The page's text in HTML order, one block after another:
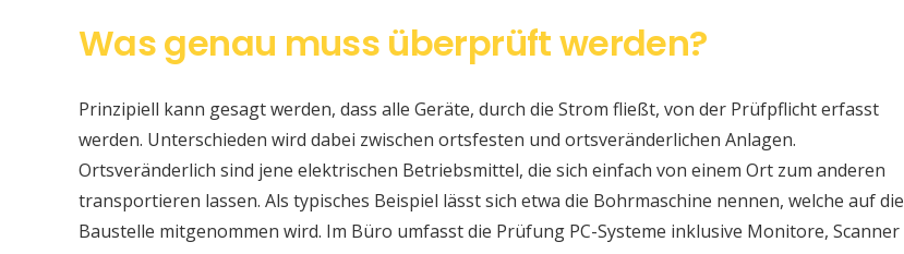
Was genau muss überprüft werden?
Prinzipiell kann gesagt werden, dass alle Geräte, durch die Strom fließt, von der Prüfpflicht erfasst
werden. Unterschieden wird dabei zwischen ortsfesten und ortsveränderlichen Anlagen.
Ortsveränderlich sind jene elektrischen Betriebsmittel, die sich einfach von einem Ort zum anderen
transportieren lassen. Als typisches Beispiel lässt sich etwa die Bohrmaschine nennen, welche auf die
Baustelle mitgenommen wird. Im Büro umfasst die Prüfung PC-Systeme inklusive Monitore, Scanner